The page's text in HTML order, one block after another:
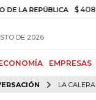
$ 408.498,97
DE 2026
EMPRESAS
LA CALERA